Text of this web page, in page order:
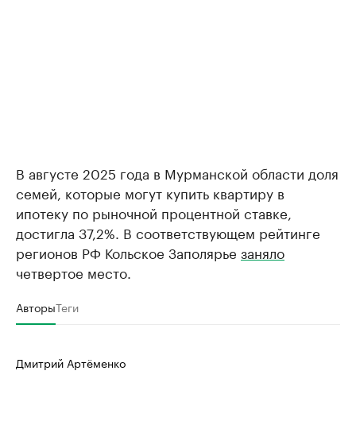
В августе 2025 года в Мурманской области доля
семей, которые могут купить квартиру в
ипотеку по рыночной процентной ставке,
достигла 37,2%. В соответствующем рейтинге
регионов РФ Кольское Заполярье заняло
четвертое место.
АвторыТеги
Дмитрий Артёменко